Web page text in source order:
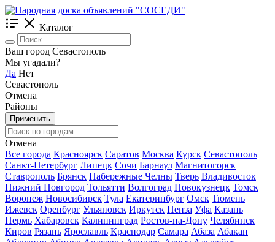
Каталог
Ваш город Севастополь
Мы угадали?
Да Нет
Севастополь
Отмена
Районы
Применить
Отмена
Все города Красноярск Саратов Москва Курск Севастополь
Санкт-Петербург Липецк Сочи Барнаул Магнитогорск
Ставрополь Брянск Набережные Челны Тверь Владивосток
Нижний Новгород Тольятти Волгоград Новокузнецк Томск
Воронеж Новосибирск Тула Екатеринбург Омск Тюмень
Ижевск Оренбург Ульяновск Иркутск Пенза Уфа Казань
Пермь Хабаровск Калининград Ростов-на-Дону Челябинск
Киров Рязань Ярославль Краснодар Самара Абаза Абакан